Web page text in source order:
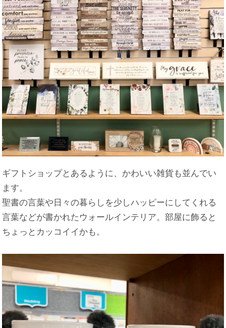
ギフトショップとあるように、かわいい雑貨も並んでい
ます。
聖書の言葉や日々の暮らしを少しハッピーにしてくれる
言葉などが書かれたウォールインテリア。部屋に飾ると
ちょっとカッコイイかも。